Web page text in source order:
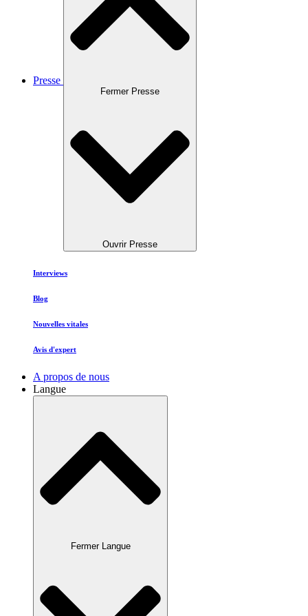
Presse
Fermer Presse
Ouvrir Presse
Interviews
Blog
Nouvelles vitales
Avis d'expert
A propos de nous
Langue
Fermer Langue